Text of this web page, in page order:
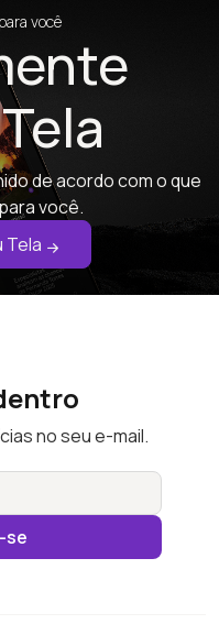
você
de acordo com o que
você.
Tela
no seu e-mail.
se